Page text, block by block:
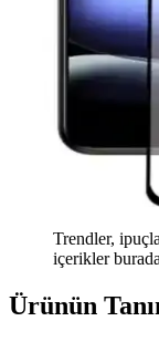
Trendler,
içerikler
Ürünün